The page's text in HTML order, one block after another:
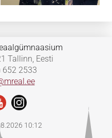
Tallinn, Eesti
652 2533
10:12